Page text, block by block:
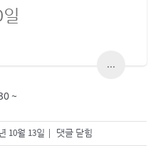
...
~
10월 13일
결
혼
댓글 닫힘